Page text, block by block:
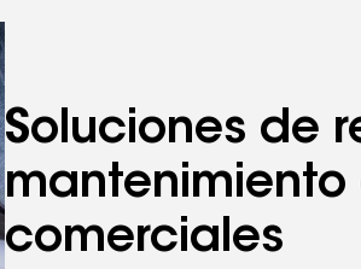
Soluciones de
mantenimiento
comerciales